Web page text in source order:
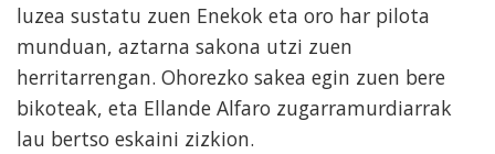
luzea sustatu zuen Enekok eta oro har pilota
munduan, aztarna sakona utzi zuen
herritarrengan. Ohorezko sakea egin zuen bere
bikoteak, eta Ellande Alfaro zugarramurdiarrak
lau bertso eskaini zizkion.